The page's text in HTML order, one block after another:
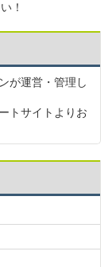
！
が運営・管理し
トサイトよりお